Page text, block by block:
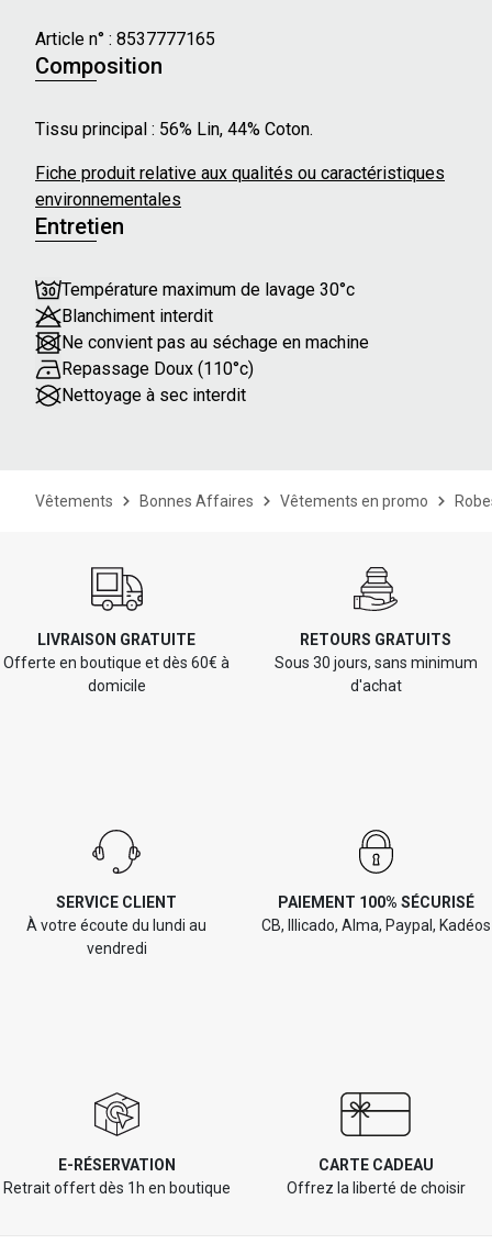
- Forme du col : Chemise
- Longueur : Genou
- Col boutonné
- Poches latérales
- Poches poitrine avec boutons
Nos mannequins mesurent en moyenne 175 cm et
Article n° : 8537777165
Composition
Tissu principal : 56% Lin, 44% Coton.
Fiche produit relative aux qualités ou caractéristiques
environnementales
Entretien
Température maximum de lavage 30°c
Blanchiment interdit
Ne convient pas au séchage en machine
Repassage Doux (110°c)
Nettoyage à sec interdit
Vêtements Bonnes Affaires Vêtements en promo
LIVRAISON GRATUITE
Offerte en boutique et dès 60€ à
domicile
RETOURS GRATUITS
Sous 30 jours, sans minimum
d'achat
SERVICE CLIENT
À votre écoute du lundi au
vendredi
PAIEMENT 100% SÉCURISÉ
CB, Illicado, Alma, Paypal, Kadéos
E-RÉSERVATION
Retrait offert dès 1h en boutique
CARTE CADEAU
Offrez la liberté de choisir